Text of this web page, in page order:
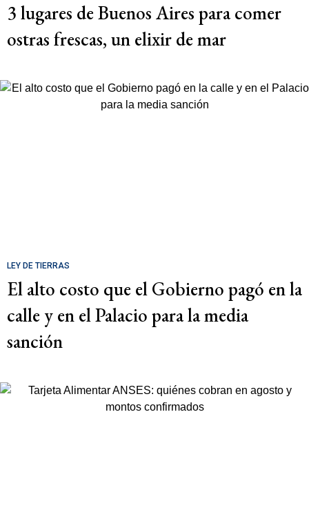
3 lugares de Buenos Aires para comer
ostras frescas, un elixir de mar
LEY DE TIERRAS
El alto costo que el Gobierno pagó en la
calle y en el Palacio para la media
sanción